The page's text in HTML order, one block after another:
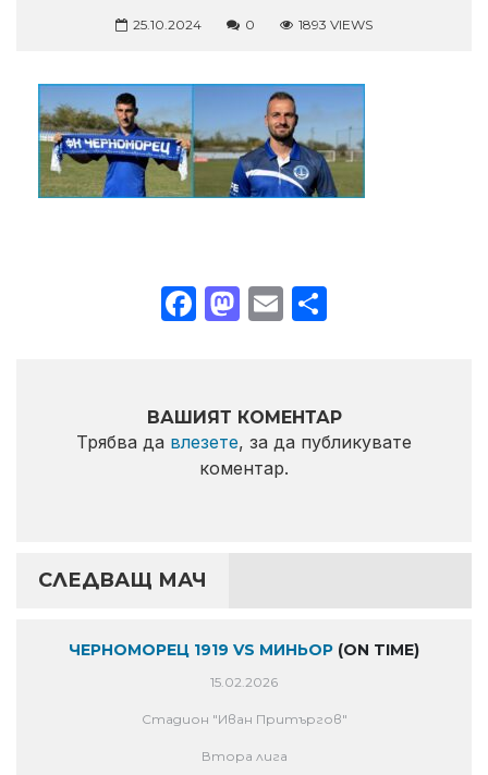
25.10.2024 0 1893 VIEWS
Facebook
Mastodon
Email
ВАШИЯТ КОМЕНТАР
Трябва да влезете, за да публикувате
коментар.
СЛЕДВАЩ МАЧ
ЧЕРНОМОРЕЦ 1919 VS МИНЬОР (ON TIME)
15.02.2026
Стадион "Иван Притъргов"
Втора лига